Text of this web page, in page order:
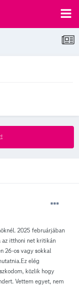
2025 februárjában
az itthoni net kritikán
26-os vagy sokkal
elég
közlik hogy
Vettem egyet, nem